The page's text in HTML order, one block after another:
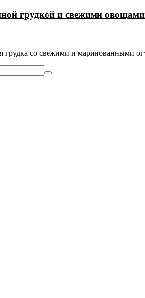
грудкой и свежими
грудка со свежими и маринованными